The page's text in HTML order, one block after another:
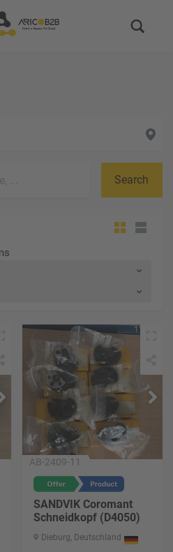
Search
AB-2409-11
SANDVIK Coromant
Schneidkopf (D4050)
Dieburg, Deutschland